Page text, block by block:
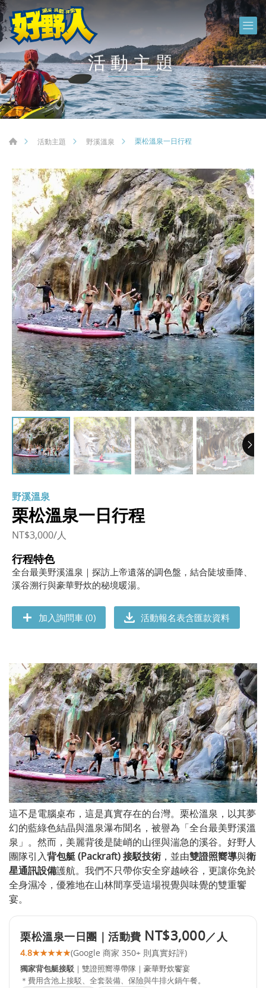
活動主題
活動主題 野溪溫泉 栗松溫泉一日行程
野溪溫泉
栗松溫泉一日行程
NT$3,000/人
行程特色
全台最美野溪溫泉｜探訪上帝遺落的調色盤，結合陡坡垂降、
溪谷溯行與豪華野炊的秘境暖湯。
加入詢問車 (0) 活動報名表含匯款資料
這不是電腦桌布，這是真實存在的台灣。栗松溫泉，以其夢
幻的藍綠色結晶與溫泉瀑布聞名，被譽為「全台最美野溪溫
泉」。然而，美麗背後是陡峭的山徑與湍急的溪谷。好野人
團隊引入背包艇 (Packraft) 接駁技術 ，並由雙證照嚮導與衛
星通訊設備護航。我們不只帶你安全穿越峽谷，更讓你免於
全身濕冷，優雅地在山林間享受這場視覺與味覺的雙重饗
宴。
栗松溫泉一日團｜活動費 NT$3,000／人
4.8★★★★★(Google 商家 350+ 則真實好評)
獨家背包艇接駁 ｜雙證照嚮導帶隊｜豪華野炊饗宴
＊費用含池上接駁、全套裝備、保險與牛排火鍋午餐。